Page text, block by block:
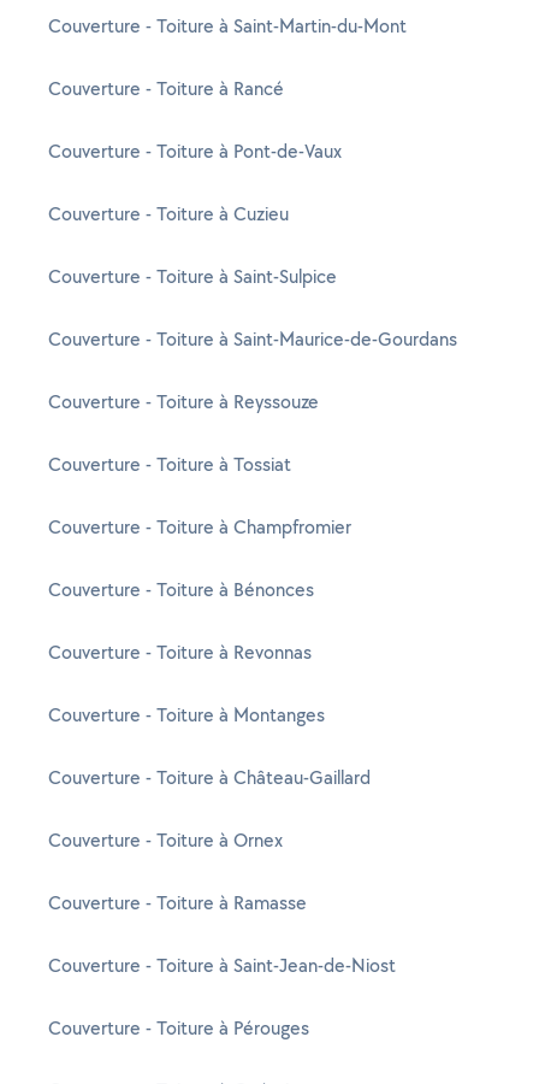
Couverture - Toiture à Saint-Martin-du-Mont
Couverture - Toiture à Rancé
Couverture - Toiture à Pont-de-Vaux
Couverture - Toiture à Cuzieu
Couverture - Toiture à Saint-Sulpice
Couverture - Toiture à Saint-Maurice-de-Gourdans
Couverture - Toiture à Reyssouze
Couverture - Toiture à Tossiat
Couverture - Toiture à Champfromier
Couverture - Toiture à Bénonces
Couverture - Toiture à Revonnas
Couverture - Toiture à Montanges
Couverture - Toiture à Château-Gaillard
Couverture - Toiture à Ornex
Couverture - Toiture à Ramasse
Couverture - Toiture à Saint-Jean-de-Niost
Couverture - Toiture à Pérouges